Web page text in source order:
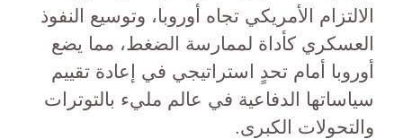
الالتزام الأمريكي تجاه أوروبا، وتوسيع النفوذ
العسكري كأداة لممارسة الضغط، مما يضع
أوروبا أمام تحدٍ استراتيجي في إعادة تقييم
سياساتها الدفاعية في عالم مليء بالتوترات
والتحولات الكبرى.